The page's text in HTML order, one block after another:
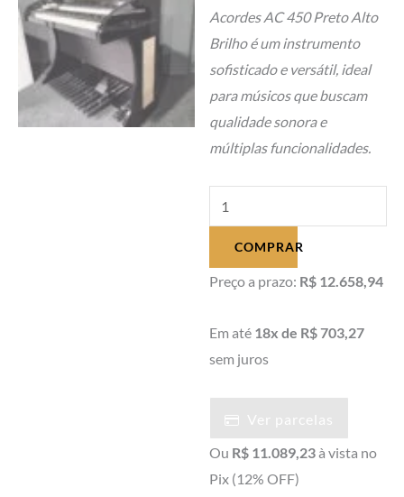
Acordes AC 450 Preto Alto
Brilho é um instrumento
sofisticado e versátil, ideal
para músicos que buscam
qualidade sonora e
múltiplas funcionalidades.
Eletrônico
Digital
Acordes
450
Preto
COMPRAR
Preço a prazo: R$ 12.658,94
Em até 18x de R$ 703,27
sem juros
Ver parcelas
Ou R$ 11.089,23à vista no
Pix (12% OFF)